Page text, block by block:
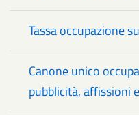
Tassa occupazione
Canone unico
pubblicità, affissioni